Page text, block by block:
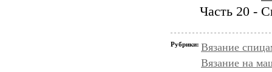
Часть 20 -
Рубрики: Вязание
Вязание на